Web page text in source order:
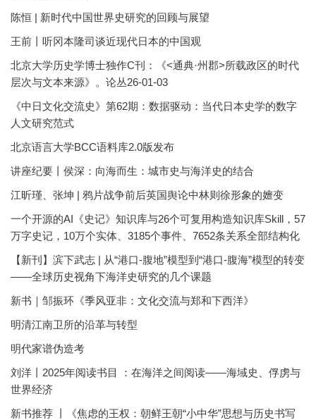
陈恒 | 新时代中国世界史研究的回顾与展望
王前丨听冈本隆司谈近现代日本的中国观
北京大学历史学博士独作C刊：《<通典·州郡>所载政区的时代
层次与文本来源》。论丛26-01-03
《中日文化交流史》第62期：数据驱动：当代日本史学的数字
人文研究范式
北京语言大学BCC语料库2.0版发布
讲座纪要丨侯深：向海而生：城市史与海洋史的结合
江昕瑾、张坤 | 鸦片战争前后英国舆论中林则徐形象的嬗变
一个开源的AI《史记》知识库与26个可复用构造知识库Skill，57
万字史记，10万个实体、3185个事件、7652条关系全部结构化
【新刊】滨下武志 | 从“港口-腹地”模型到“港口-腹海”模型的转变
——全球历史视角下海洋史研究的几个课题
新书｜邹振环《季风亚非：文化交流与郑和下西洋》
明清江南卫所的沿革与转型
明代家谱伪造考
刘洋丨2025年阅读书目 ：在海洋之间阅读——海域史、俘虏与
世界经济
新书推荐 丨《焦虑的王权：朝鲜王朝“小中华”思想与历史书写